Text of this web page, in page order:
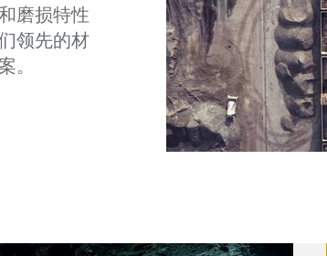
磨损特性
领先的材
。